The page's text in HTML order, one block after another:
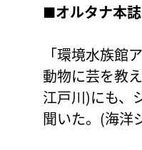
■オルタナ本
「環境水族館
動物に芸を教
江戸川)にも、
聞いた。(海洋